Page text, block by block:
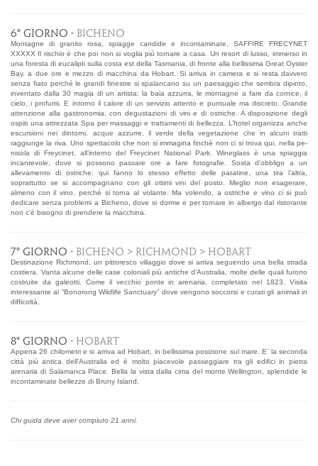
6° GIORNO - BICHENO
Montagne di granito rosa, spiagge candide e incontaminate, SAFFIRE FRECYNET
XXXXX Il rischio è che poi non si voglia più tornare a casa. Un resort di lusso, immerso in
una foresta di eucalipti sulla costa est della Tasmania, di fronte alla bellissima Great Oyster
Bay, a due ore e mezzo di macchina da Hobart. Si arriva in camera e si resta davvero
senza fiato perché le grandi finestre si spalancano su un paesaggio che sembra dipinto,
inventato dalla 30 magia di un artista: la baia azzurra, le montagne a fare da cornice, il
cielo, i profumi. E intorno il calore di un servizio attento e puntuale ma discreto. Grande
attenzione alla gastronomia, con degustazioni di vini e di ostriche. A disposizione degli
ospiti una attrezzata Spa per massaggi e trattamenti di bellezza. L’hotel organizza anche
escursioni nei dintorni. acque azzurre, il verde della vegetazione che in alcuni tratti
raggiunge la riva. Uno spettacolo che non si immagina finchè non ci si trova qui, nella pe-
nisola di Freycinet, all’interno del Freycinet National Park. Wineglass è una spiaggia
incantevole, dove si possono passare ore a fare fotografie. Sosta d’obbligo a un
allevamento di ostriche: qui fanno lo stesso effetto delle patatine, una tira l’altra,
soprattutto se si accompagnano con gli ottimi vini del posto. Meglio non esagerare,
almeno con il vino, perché si torna al volante. Ma volendo, a ostriche e vino ci si può
dedicare senza problemi a Bicheno, dove si dorme e per tornare in albergo dal ristorante
non c’è bisogno di prendere la macchina.
7° GIORNO - BICHENO > RICHMOND > HOBART
Destinazione Richmond, un pittoresco villaggio dove si arriva seguendo una bella strada
costiera. Vanta alcune delle case coloniali più antiche d’Australia, molte delle quali furono
costruite da galeotti. Come il vecchio ponte in arenaria, completato nel 1823. Visita
interessante al “Bonorong Wildlife Sanctuary” dove vengono soccorsi e curati gli animali in
difficoltà.
8° GIORNO - HOBART
Appena 26 chilometri e si arriva ad Hobart, in bellissima posizione sul mare. E’ la seconda
città più antica dell’Australia ed è molto piacevole passeggiare tra gli edifici in pietra
arenaria di Salamanca Place. Bella la vista dalla cima del monte Wellington, splendide le
incontaminate bellezze di Bruny Island.
Chi guida deve aver compiuto 21 anni.